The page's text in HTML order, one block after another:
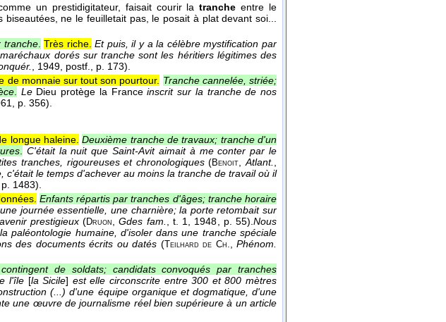
un prestidigitateur, faisait courir latranche entre le
ne le feuilletait pas, le posait à plat devant soi...
tranche. Très riche. Et puis, il y a la célèbre mystification par
dorés sur tranche sont les héritiers légitimes des
, 1949 , postf., p. 173).
de monnaie sur tout son pourtour. Tranche cannelée, striée;
. LeDieu protège la Franceinscrit sur la tranche de nos
, p. 356).
longue haleine. Deuxième tranche de travaux; tranche d'un
.
C'était la nuit que Saint-Avit aimait à me conter par le
tranches, rigoureuses et chronologiques(Benoit ,Atlant.
c'était le temps d'achever au moins la tranche de travail où il
, p. 1483).
Enfants répartis par tranches d'âges; tranche horaire
journée essentielle, une charnière; la porte retombait sur
prestigieux(Druon ,Gdes fam. , t. 1 , 1948 , p. 55).Nous
paléontologie humaine, d'isoler dans une tranche spéciale
des documents écrits ou datés ( Teilhard de Ch. ,Phénom.
de soldats; candidats convoqués par tranches
l'île [la Sicile] est elle circonscrite entre 300 et 800 mètres
(...) d'une équipe organique et dogmatique, d'une
une œuvre de journalisme réel bien supérieure à un article